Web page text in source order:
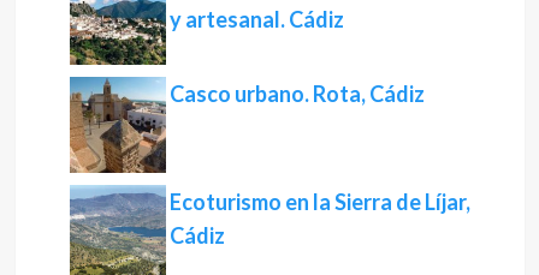
y artesanal. Cádiz
Casco urbano. Rota, Cádiz
Ecoturismo en la Sierra de Líjar,
Cádiz